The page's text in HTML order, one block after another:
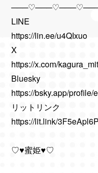
LINE
https://lin.ee/u4QIxuo
X
https://x.com/
Bluesky
https://bsky.app/
リットリンク
https://lit.link/
♡♥蜜姫♥♡